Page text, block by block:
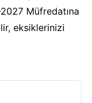
Müfredatına
eksiklerinizi